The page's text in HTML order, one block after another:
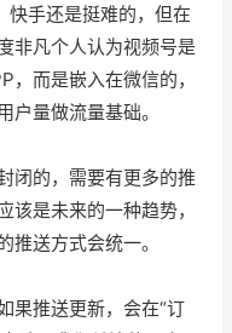
快手还是挺难的，但在
非凡个人认为视频号是
而是嵌入在微信的，
量做流量基础。
闭的，需要有更多的推
是未来的一种趋势，
送方式会统一。
果推送更新，会在“订